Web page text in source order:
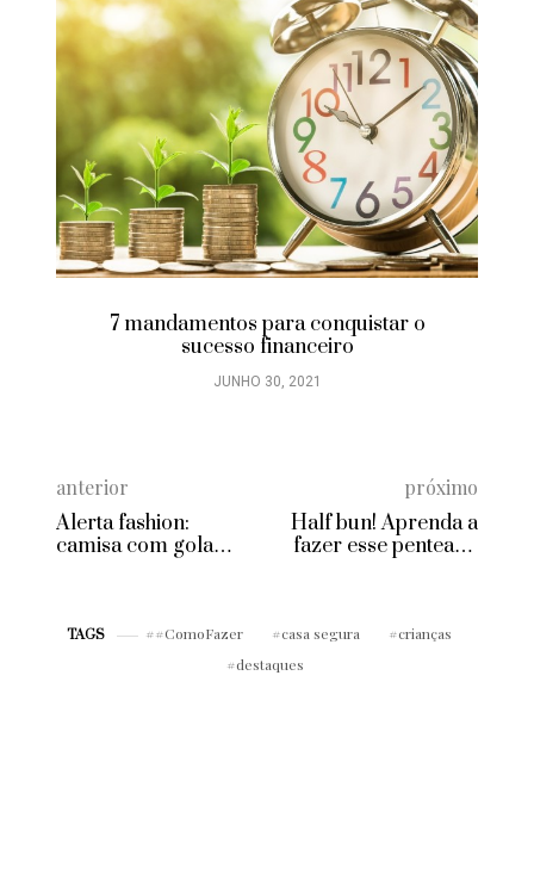
7 mandamentos para conquistar o
sucesso financeiro
JUNHO 30, 2021
anterior
Alerta fashion:
camisa com gola
próximo
Half bun! Aprenda a
fazer esse penteado
TAGS #ComoFazer casa segura
crianças
destaques